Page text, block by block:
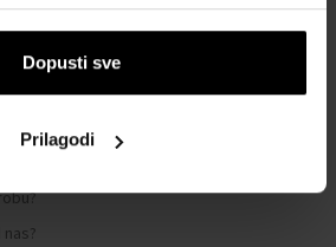
Dopusti sve
Prilagodi